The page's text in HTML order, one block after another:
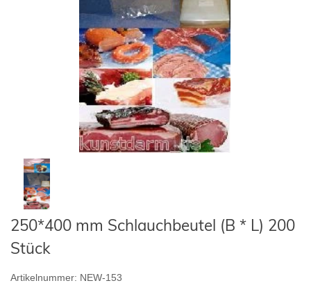
250*400 mm Schlauchbeutel (B * L) 200
Stück
Artikelnummer: NEW-153